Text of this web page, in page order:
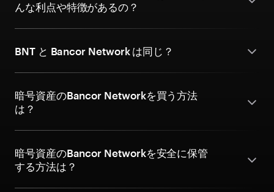
んな利点や特徴があるの？
BNT と Bancor Network は同じ？
暗号資産のBancor Networkを買う方法
は？
暗号資産のBancor Networkを安全に保管
する方法は？